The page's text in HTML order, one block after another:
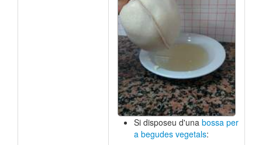
Si disposeu d'una bossa per
a begudes vegetals: